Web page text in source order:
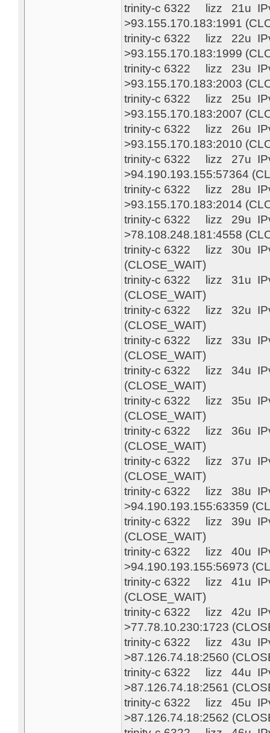
trinity-c 6322 lizz 21u
>93.155.170.183:1991
trinity-c 6322 lizz 22u
>93.155.170.183:1999
trinity-c 6322 lizz 23u
>93.155.170.183:2003
trinity-c 6322 lizz 25u
>93.155.170.183:2007
trinity-c 6322 lizz 26u
>93.155.170.183:2010
trinity-c 6322 lizz 27u
>94.190.193.155:57364
trinity-c 6322 lizz 28u
>93.155.170.183:2014
trinity-c 6322 lizz 29u
>78.108.248.181:4558
trinity-c 6322 lizz 30u
(CLOSE_WAIT)
trinity-c 6322 lizz 31u
(CLOSE_WAIT)
trinity-c 6322 lizz 32u
(CLOSE_WAIT)
trinity-c 6322 lizz 33u
(CLOSE_WAIT)
trinity-c 6322 lizz 34u
(CLOSE_WAIT)
trinity-c 6322 lizz 35u
(CLOSE_WAIT)
trinity-c 6322 lizz 36u
(CLOSE_WAIT)
trinity-c 6322 lizz 37u
(CLOSE_WAIT)
trinity-c 6322 lizz 38u
>94.190.193.155:63359
trinity-c 6322 lizz 39u
(CLOSE_WAIT)
trinity-c 6322 lizz 40u
>94.190.193.155:56973
trinity-c 6322 lizz 41u
(CLOSE_WAIT)
trinity-c 6322 lizz 42u
>77.78.10.230:1723
trinity-c 6322 lizz 43u
>87.126.74.18:2560
trinity-c 6322 lizz 44u
>87.126.74.18:2561
trinity-c 6322 lizz 45u
>87.126.74.18:2562